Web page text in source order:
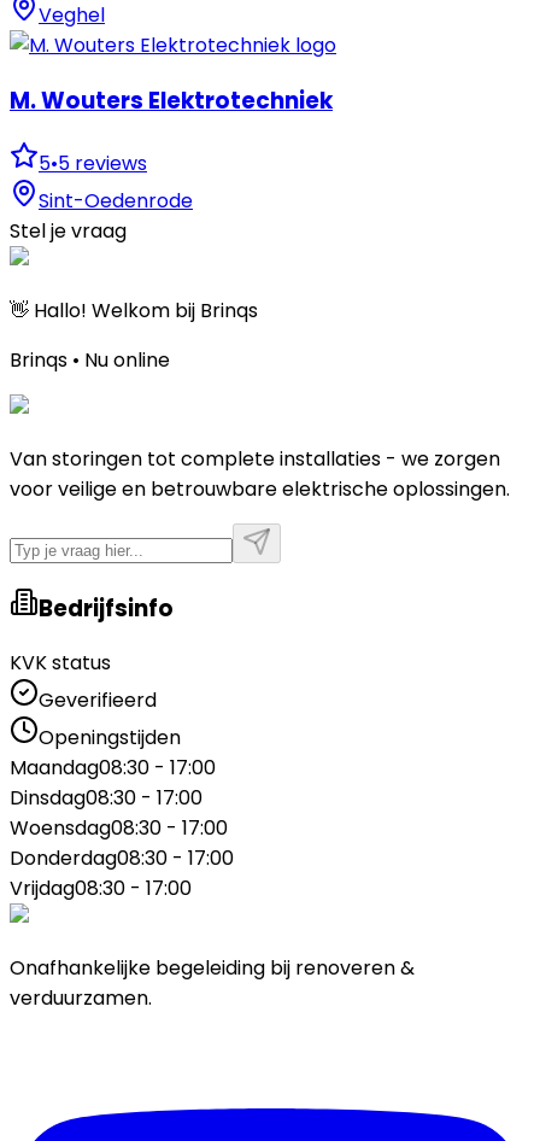
Veghel
M. Wouters Elektrotechniek
5•5 reviews
Sint-Oedenrode
Stel je vraag
👋 Hallo! Welkom bij Brinqs
Brinqs • Nu online
Van storingen tot complete installaties - we zorgen
voor veilige en betrouwbare elektrische oplossingen.
Bedrijfsinfo
KVK status
Geverifieerd
Openingstijden
Maandag08:30 - 17:00
Dinsdag08:30 - 17:00
Woensdag08:30 - 17:00
Donderdag08:30 - 17:00
Vrijdag08:30 - 17:00
Onafhankelijke begeleiding bij renoveren &
verduurzamen.